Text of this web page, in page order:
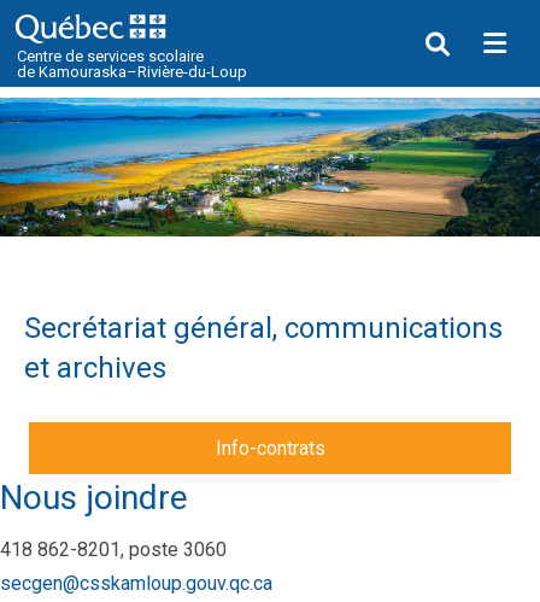
Secrétariat général, communications
et archives
Info-contrats
Nous joindre
418 862-8201, poste 3060
secgen@csskamloup.gouv.qc.ca
Centre de services scolaire
de Kamouraska–Rivière-du-Loup